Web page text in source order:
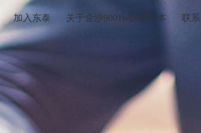
加入东泰 关于金沙9001w以诚为本 联